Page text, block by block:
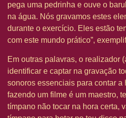
pega uma pedrinha e ouve o
na água. Nós gravamos estes
durante o exercício. Eles estão
com este mundo prático”,
Em outras palavras, o realizador
identificar e captar na gravação
sonoros essenciais para contar a
fazendo um filme é um maestro,
tímpano não tocar na hora certa,